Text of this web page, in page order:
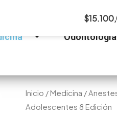
Odontología
Inicio / Medicina /
Adolescentes 8 Edición
$